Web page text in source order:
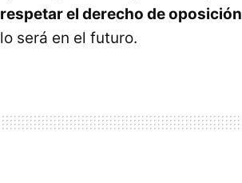
respetar el derecho de oposición
lo será en el futuro.